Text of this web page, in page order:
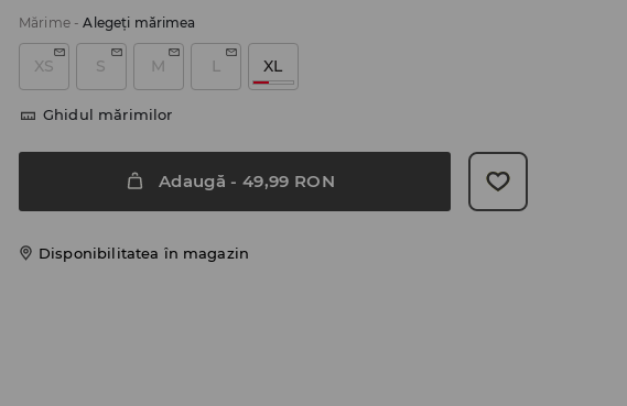
Mărime-Alegeţi mărimea
XS S M L XL
Ghidul mărimilor
Adaugă - 49,99 RON
Disponibilitatea în magazin